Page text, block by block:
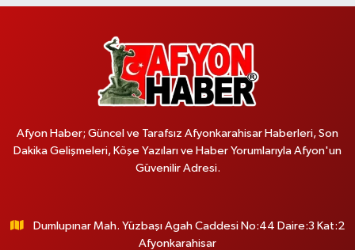
Afyon Haber; Güncel ve Tarafsız Afyonkarahisar Haberleri, Son
Dakika Gelişmeleri, Köşe Yazıları ve Haber Yorumlarıyla Afyon'un
Güvenilir Adresi.
Dumlupınar Mah. Yüzbaşı Agah Caddesi No:44 Daire:3 Kat:2
Afyonkarahisar